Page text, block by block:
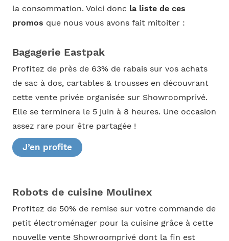
la consommation. Voici donc la liste de ces
promos que nous vous avons fait mitoiter :
Bagagerie Eastpak
Profitez de près de 63% de rabais sur vos achats
de sac à dos, cartables & trousses en découvrant
cette vente privée organisée sur Showroomprivé.
Elle se terminera le 5 juin à 8 heures. Une occasion
assez rare pour être partagée !
J’en profite
Robots de cuisine Moulinex
Profitez de 50% de remise sur votre commande de
petit électroménager pour la cuisine grâce à cette
nouvelle vente Showroomprivé dont la fin est